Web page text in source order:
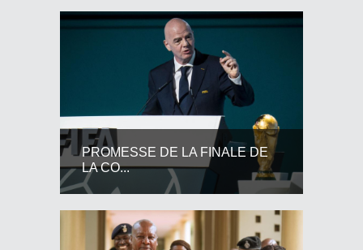
PROMESSE DE LA FINALE DE
LA CO...